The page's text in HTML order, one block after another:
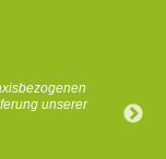
und unsere
gerade jetzt
Kunden
zu können.“
unserer